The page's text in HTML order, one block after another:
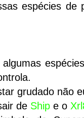
espécies de
grudado não
de Ship e o